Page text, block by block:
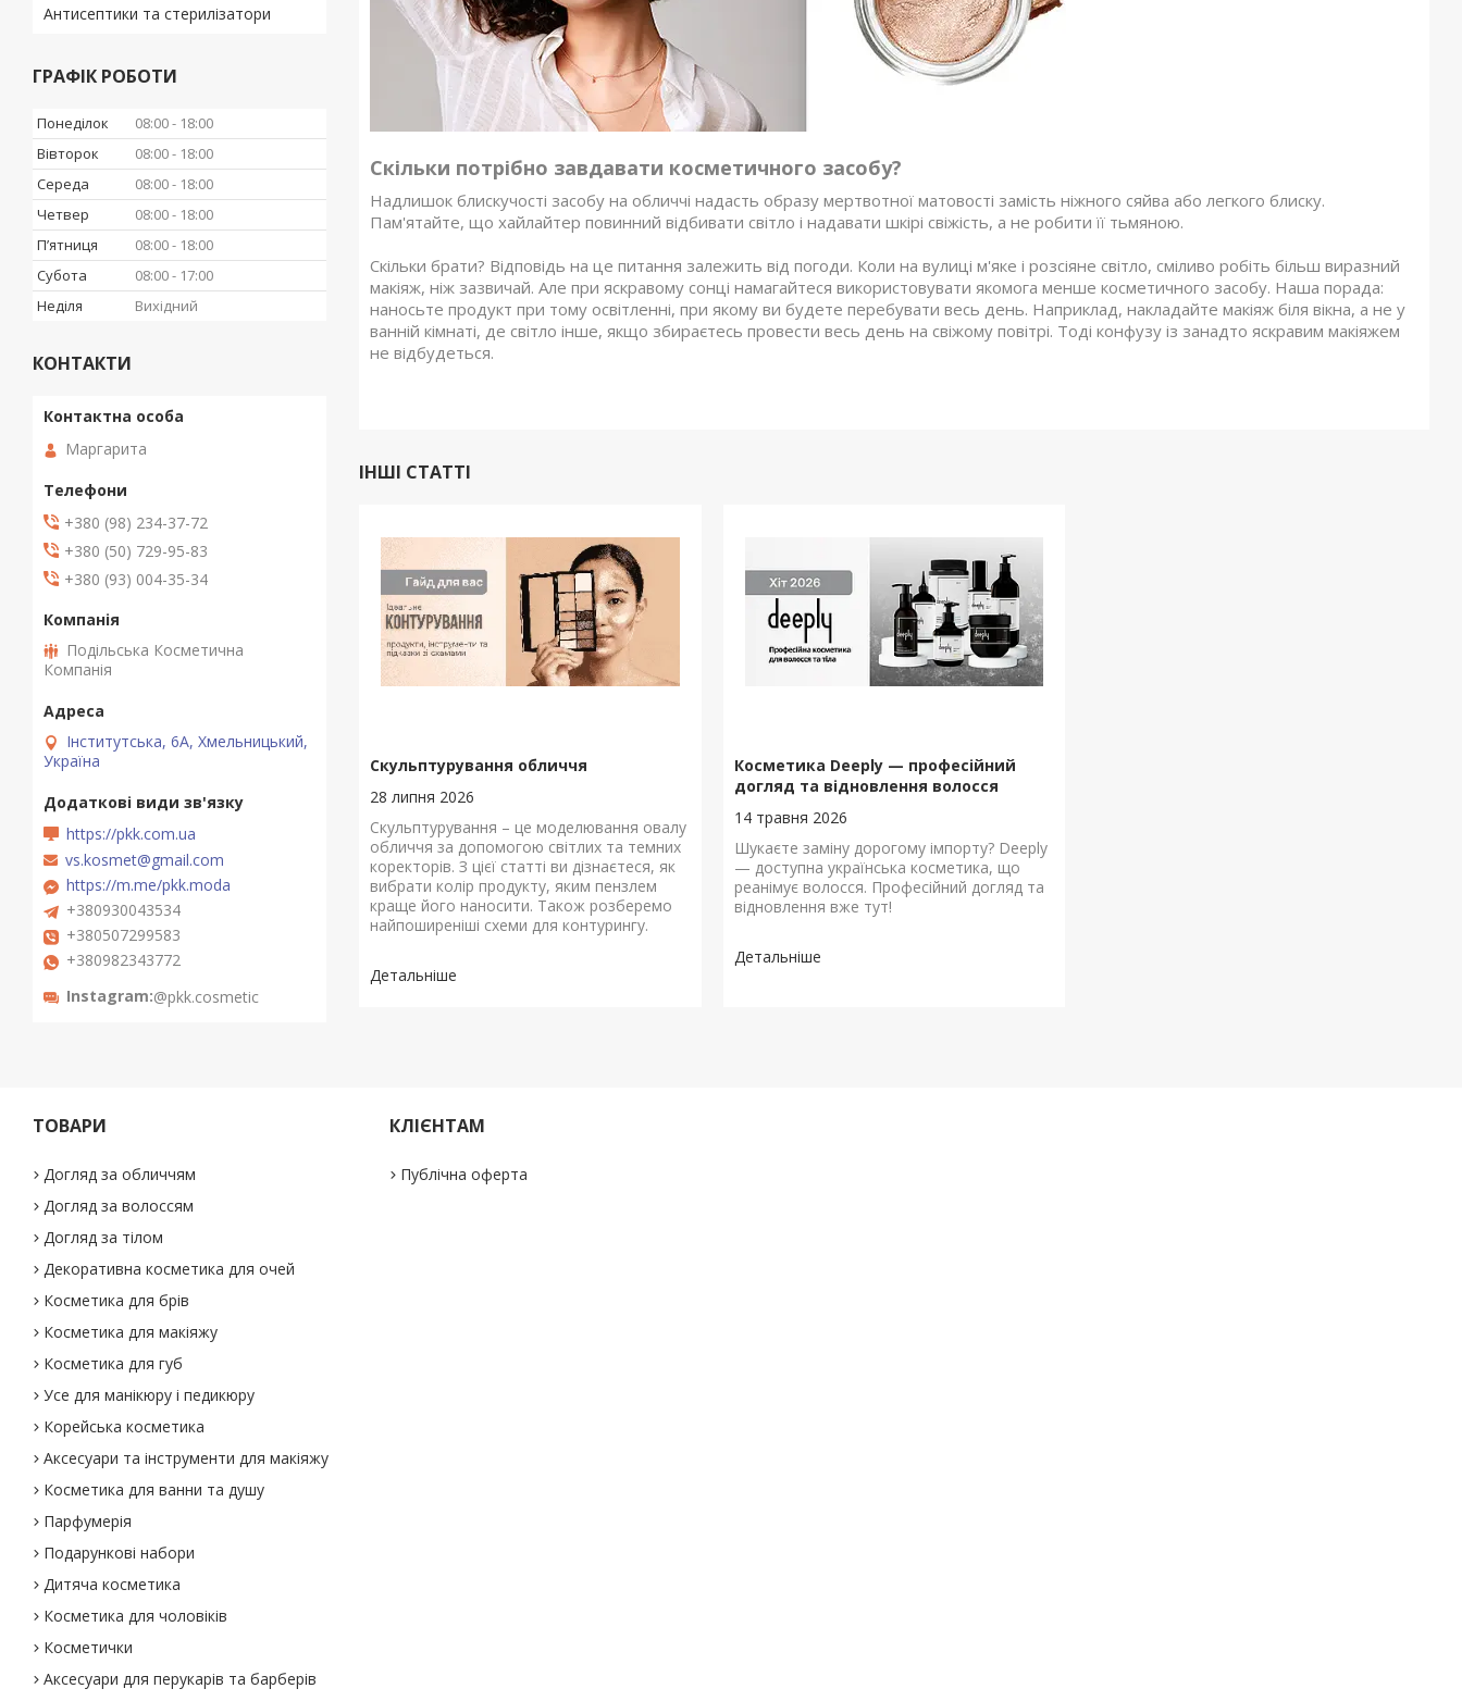
Скільки потрібно завдавати косметичного засобу?
Надлишок блискучості засобу на обличчі надасть образу мертвотної матовості замість ніжного сяйва або легкого блиску.
Пам'ятайте, що хайлайтер повинний відбивати світло і надавати шкірі свіжість, а не робити її тьмяною.
Скільки брати? Відповідь на це питання залежить від погоди. Коли на вулиці м'яке і розсіяне світло, сміливо робіть більш виразний
макіяж, ніж зазвичай. Але при яскравому сонці намагайтеся використовувати якомога менше косметичного засобу. Наша порада:
наносьте продукт при тому освітленні, при якому ви будете перебувати весь день. Наприклад, накладайте макіяж біля вікна, а не у
ванній кімнаті, де світло інше, якщо збираєтесь провести весь день на свіжому повітрі. Тоді конфузу із занадто яскравим макіяжем
не відбудеться.
ІНШІ СТАТТІ
Скульптурування обличчя
28 липня 2026
Скульптурування – це моделювання овалу
обличчя за допомогою світлих та темних
коректорів. З цієї статті ви дізнаєтеся, як
вибрати колір продукту, яким пензлем
краще його наносити. Також розберемо
найпоширеніші схеми для контурингу.
Косметика Deeply — професійний
догляд та відновлення волосся
14 травня 2026
Шукаєте заміну дорогому імпорту? Deeply
— доступна українська косметика, що
реанімує волосся. Професійний догляд та
відновлення вже тут!
Антисептики та стерилізатори
ГРАФІК РОБОТИ
Понеділок 08:00
18:00
Вівторок
08:00
18:00
Середа
08:00
18:00
Четвер
08:00
18:00
Пʼятниця
08:00
18:00
Субота
08:00
17:00
Неділя
Вихідний
КОНТАКТИ
Маргарита
+380 (98) 234-37-72
+380 (50) 729-95-83
+380 (93) 004-35-34
Подільська Косметична
Компанія
Інститутська, 6А, Хмельницький,
Україна
https://pkk.com.ua
vs.kosmet@gmail.com
https://m.me/pkk.moda
+380930043534
+380507299583
+380982343772
Instagram @pkk.cosmetic
ТОВАРИ
Догляд за обличчям
Догляд за волоссям
Догляд за тілом
Декоративна косметика для очей
Косметика для брів
Косметика для макіяжу
Косметика для губ
Усе для манікюру і педикюру
Корейська косметика
Аксесуари та інструменти для макіяжу
Косметика для ванни та душу
Парфумерія
Подарункові набори
Дитяча косметика
Косметика для чоловіків
Косметички
Аксесуари для перукарів та барберів
КЛІЄНТАМ
Публічна оферта